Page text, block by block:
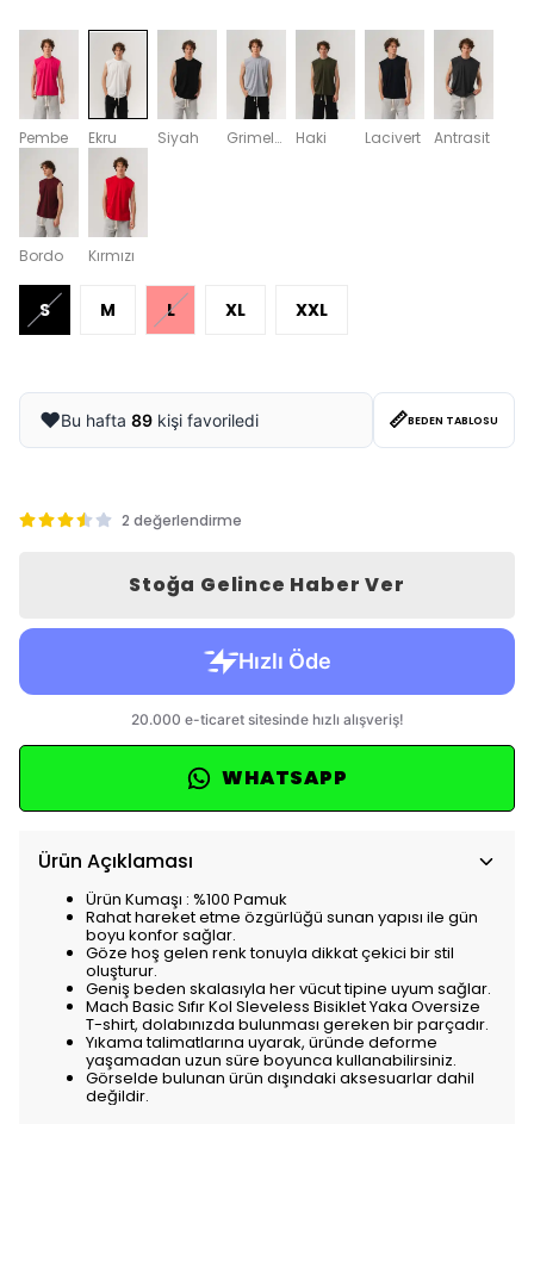
Pembe Ekru Siyah Grimelanj Haki Lacivert Antrasit
Bordo Kırmızı
S M L XL XXL
❤️Bu hafta 89 kişi favoriledi 📏BEDEN TABLOSU
2 değerlendirme
Stoğa Gelince Haber Ver
WHATSAPP
Ürün Açıklaması
Ürün Kumaşı : %100 Pamuk
Rahat hareket etme özgürlüğü sunan yapısı ile gün
boyu konfor sağlar.
Göze hoş gelen renk tonuyla dikkat çekici bir stil
oluşturur.
Geniş beden skalasıyla her vücut tipine uyum sağlar.
Mach Basic Sıfır Kol Sleveless Bisiklet Yaka Oversize
T-shirt, dolabınızda bulunması gereken bir parçadır.
Yıkama talimatlarına uyarak, üründe deforme
yaşamadan uzun süre boyunca kullanabilirsiniz.
Görselde bulunan ürün dışındaki aksesuarlar dahil
değildir.